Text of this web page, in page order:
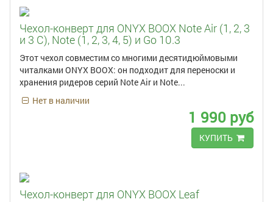
Чехол-конверт для ONYX BOOX Note Air (1, 2, 3
и 3 С), Note (1, 2, 3, 4, 5) и Go 10.3
Этот чехол совместим со многими десятидюймовыми
читалками ONYX BOOX: он подходит для переноски и
хранения ридеров серий Note Air и Note...
Нет в наличии
1 990 руб
КУПИТЬ
Чехол-конверт для ONYX BOOX Leaf